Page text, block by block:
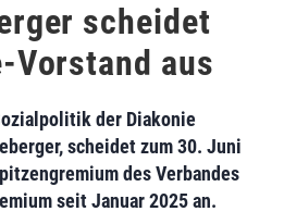
scheidet
Vorstand aus
der Diakonie
scheidet zum 30. Juni
des Verbandes
seit Januar 2025 an.